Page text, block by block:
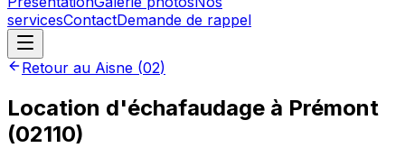
servicesContactDemande de rappel
Retour au Aisne (02)
Location d'échafaudage à Prémont
(02110)